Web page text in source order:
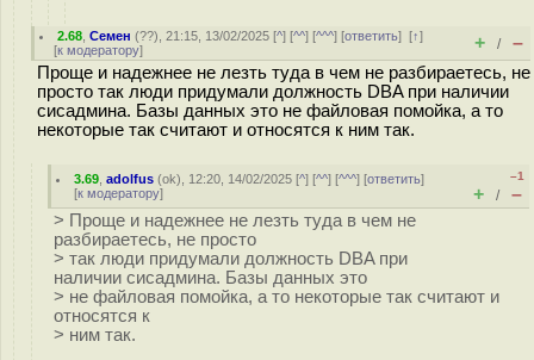
2.68 ,Семен (??), 21:15, 13/02/2025 [^] [^^] [^^^] [ответить][↑]
[к модератору] + / –
Проще и надежнее не лезть туда в чем не разбираетесь, не
просто так люди придумали должность DBA при наличии
сисадмина. Базы данных это не файловая помойка, а то
некоторые так считают и относятся к ним так.
3.69 ,adolfus (ok), 12:20, 14/02/2025 [^] [^^] [^^^] [ответить]
[к модератору]
–1
+ / –
> Проще и надежнее не лезть туда в чем не
разбираетесь, не просто
> так люди придумали должность DBA при
наличии сисадмина. Базы данных это
> не файловая помойка, а то некоторые так считают и
относятся к
> ним так.